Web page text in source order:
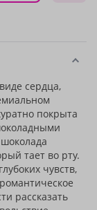
сердца,
покрыта
тает во рту.
чувств,
рассказать